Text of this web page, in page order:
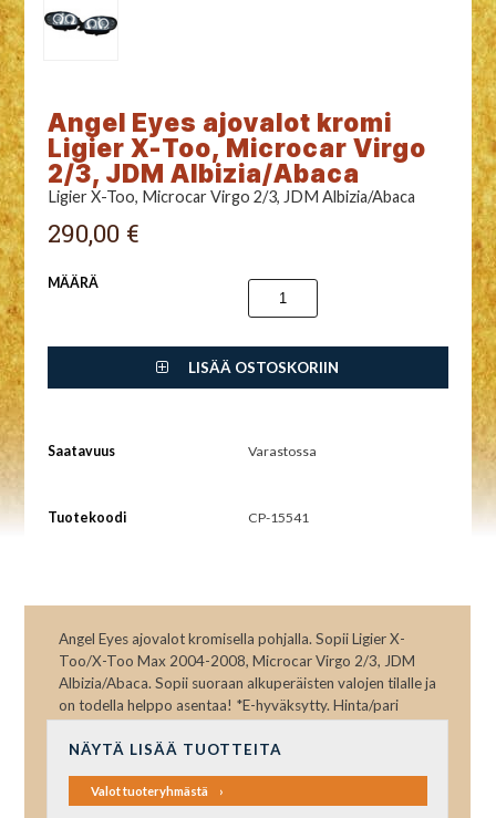
Angel Eyes ajovalot kromi
Ligier X-Too, Microcar Virgo
2/3, JDM Albizia/Abaca
Ligier X-Too, Microcar Virgo 2/3, JDM Albizia/Abaca
290,00 €
MÄÄRÄ
LISÄÄ OSTOSKORIIN
Saatavuus Varastossa
Tuotekoodi CP-15541
Angel Eyes ajovalot kromisella pohjalla. Sopii Ligier X-
Too/X-Too Max 2004-2008, Microcar Virgo 2/3, JDM
Albizia/Abaca. Sopii suoraan alkuperäisten valojen tilalle ja
on todella helppo asentaa! *E-hyväksytty. Hinta/pari
NÄYTÄ LISÄÄ TUOTTEITA
Valot tuoteryhmästä